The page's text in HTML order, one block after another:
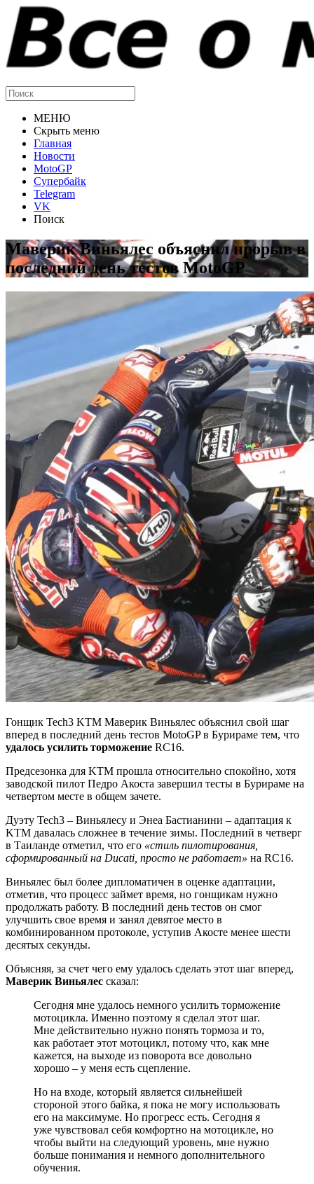
МЕНЮ
Скрыть меню
Главная
Новости
MotoGP
Супербайк
Telegram
VK
Поиск
Маверик Виньялес объяснил прорыв в
последний день тестов MotoGP
Гонщик Tech3 KTM Маверик Виньялес объяснил свой шаг
вперед в последний день тестов MotoGP в Бурираме тем, что
удалось усилить торможение RC16.
Предсезонка для KTM прошла относительно спокойно, хотя
заводской пилот Педро Акоста завершил тесты в Бурираме на
четвертом месте в общем зачете.
Дуэту Tech3 – Виньялесу и Энеа Бастианини – адаптация к
KTM давалась сложнее в течение зимы. Последний в четверг
в Таиланде отметил, что его «стиль пилотирования,
сформированный на Ducati, просто не работает» на RC16.
Виньялес был более дипломатичен в оценке адаптации,
отметив, что процесс займет время, но гонщикам нужно
продолжать работу. В последний день тестов он смог
улучшить свое время и занял девятое место в
комбинированном протоколе, уступив Акосте менее шести
десятых секунды.
Объясняя, за счет чего ему удалось сделать этот шаг вперед,
Маверик Виньялес сказал:
Сегодня мне удалось немного усилить торможение
мотоцикла. Именно поэтому я сделал этот шаг.
Мне действительно нужно понять тормоза и то,
как работает этот мотоцикл, потому что, как мне
кажется, на выходе из поворота все довольно
хорошо – у меня есть сцепление.
Но на входе, который является сильнейшей
стороной этого байка, я пока не могу использовать
его на максимуме. Но прогресс есть. Сегодня я
уже чувствовал себя комфортно на мотоцикле, но
чтобы выйти на следующий уровень, мне нужно
больше понимания и немного дополнительного
обучения.